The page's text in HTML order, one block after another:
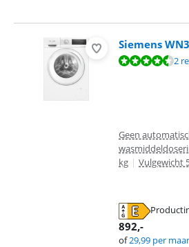
Siemens
Beoordeling is 8,6 van de 10, gebaseerd op
2
Geen
kg | Vulgewicht
892,-
of29,99 per